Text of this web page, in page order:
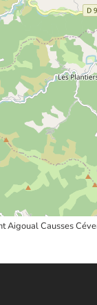
Aigoual Causses